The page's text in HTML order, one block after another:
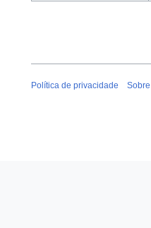
Política de privacidade Sobre